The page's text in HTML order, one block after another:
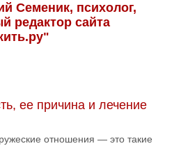
Семеник, психолог,
редактор сайта
ее причина и лечение
отношения — это такие